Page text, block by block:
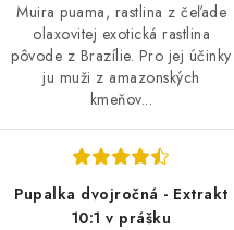
Muira puama, rastlina z čeľade
olaxovitej exotická rastlina
pôvode z Brazílie. Pro jej účinky
ju muži z amazonských
kmeňov...
Pupalka dvojročná - Extrakt
10:1 v prášku